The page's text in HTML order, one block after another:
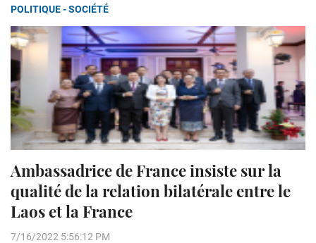
POLITIQUE - SOCIÉTÉ
Ambassadrice de France insiste sur la
qualité de la relation bilatérale entre le
Laos et la France
7/16/2022 5:56:12 PM